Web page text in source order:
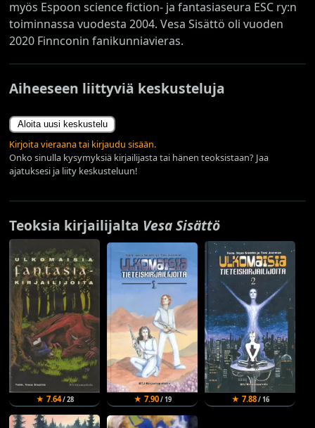
myös Espoon science fiction- ja fantasiaseura ESC ry:n
toiminnassa vuodesta 2004. Vesa Sisättö oli vuoden
2020 Finnconin fanikunniavieras.
Aiheeseen liittyviä keskusteluja
Aloita uusi keskustelu
Kirjoita vieraana tai kirjaudu sisään.
Onko sinulla kysymyksiä kirjailijasta tai hänen teoksistaan? Jaa
ajatuksesi ja liity keskusteluun!
Teoksia kirjailijalta Vesa Sisättö
★ 7.64/ 28 ★ 7.90/ 19 ★ 7.88/ 16